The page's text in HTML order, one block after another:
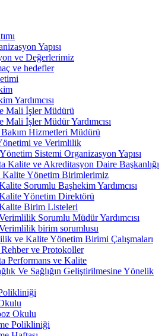
Yapısı
ve Değerlerimiz
ve hedefler
Yardımcısı
Mali İşler Müdürü
Mali İşler Müdür Yardımcısı
Bakım Hizmetleri Müdürü
ve Verimlilik
Sistemi Organizasyon Yapısı
Kalite ve Akreditasyon Daire Başkanlığı
Kalite Yönetim Birimlerimiz
Sorumlu Başhekim Yardımcısı
Yönetim Direktörü
Birim Listeleri
Sorumlu Müdür Yardımcısı
birim sorumlusu
ve Kalite Yönetim Birimi Çalışmaları
ve Protokoller
Performans ve Kalite
Ve Sağlığın Geliştirilmesine Yönelik
Okulu
Polikliniği